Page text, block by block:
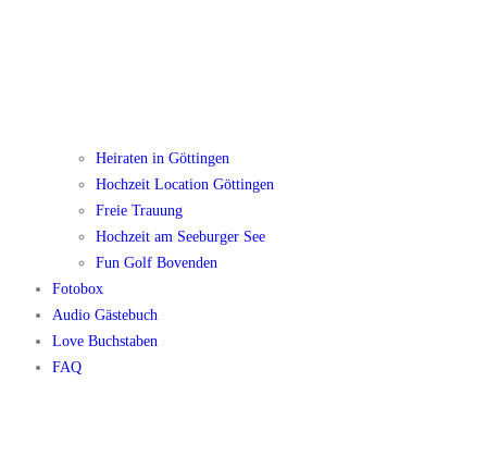
Heiraten in Göttingen
Hochzeit Location Göttingen
Freie Trauung
Hochzeit am Seeburger See
Fun Golf Bovenden
Fotobox
Audio Gästebuch
Love Buchstaben
FAQ